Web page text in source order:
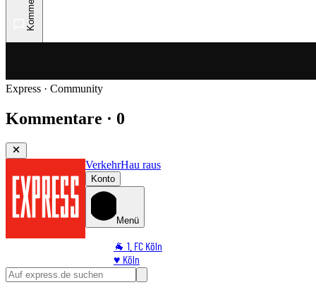
Express · Community
Kommentare · 0
VerkehrHau raus
Konto
Menü
🐐 1. FC Köln
♥️ Köln
⭐ Promi